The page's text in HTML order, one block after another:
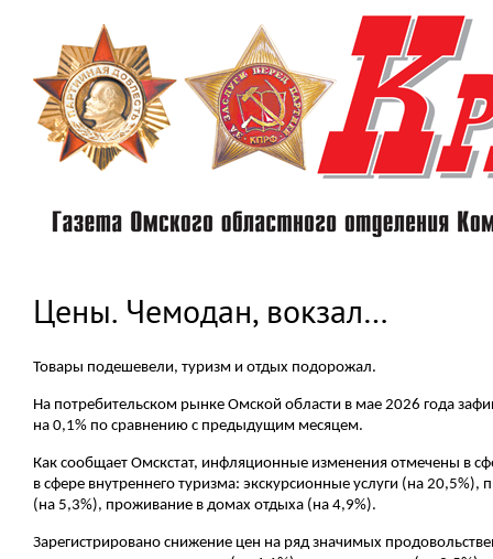
основному
содержанию
Цены. Чемодан, вокзал…
Товары подешевели, туризм и отдых подорожал.
На потребительском рынке Омской области в мае 2026 года
на 0,1% по сравнению с предыдущим месяцем.
Как сообщает Омскстат, инфляционные изменения отмечены в
в сфере внутреннего туризма: экскурсионные услуги (на 20,5%),
(на 5,3%), проживание в домах отдыха (на 4,9%).
Зарегистрировано снижение цен на ряд значимых